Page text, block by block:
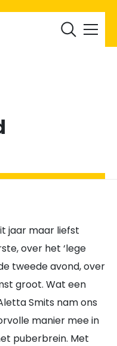
Documenten
jaar maar liefst
over het ‘lege
tweede avond, over
groot. Wat een
Smits nam ons
manier mee in
puberbrein. Met